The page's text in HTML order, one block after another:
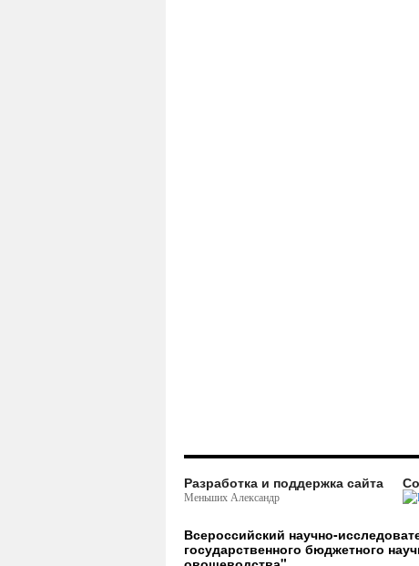
Разработка и поддержка сайта
Меньших Александр
Всероссийский научно-
государственного бюджетного